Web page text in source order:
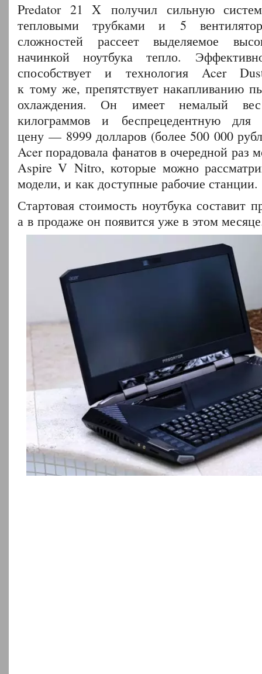
Predator 21 X получил сильную
тепловыми трубками и 5
сложностей рассеет выделяемое
начинкой ноутбука тепло.
способствует и технология Acer
к тому же, препятствует накапливанию
охлаждения. Он имеет немалый
килограммов и беспрецедентную для
цену — 8999 долларов (более 500 000
Acer порадовала фанатов в очередной раз
Aspire V Nitro, которые можно
модели, и как доступные рабочие станции.
Стартовая стоимость ноутбука составит
а в продаже он появится уже в этом